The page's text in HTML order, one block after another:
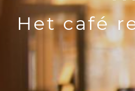
Het café